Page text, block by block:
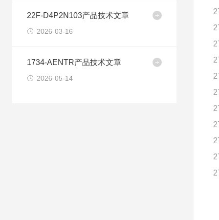
22F-D4P2N103产品技术文章
2026-03-16
1734-AENTR产品技术文章
2026-05-14